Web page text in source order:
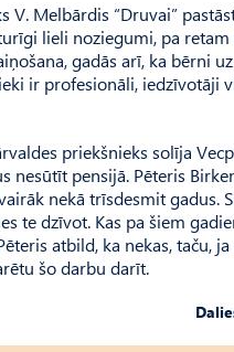
V. Melbārdis “Druvai”
lieli noziegumi, pa retam
gadās arī, ka bērni
ir profesionāli, iedzīvotāji
priekšnieks solīja
nesūtīt pensijā. Pēteris
nekā trīsdesmit gadus.
te dzīvot. Kas pa šiem
atbild, ka nekas, taču,
šo darbu darīt.